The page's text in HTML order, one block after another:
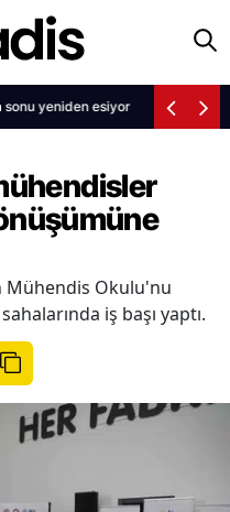
sonu yeniden esiyor
Mühendis Okulu'nu
iş başı yaptı.